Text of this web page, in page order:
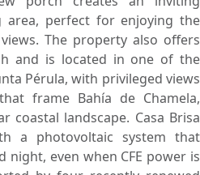
perfect for enjoying the
The property also offers
and is located in one of the
Pérula, with privileged views
frame Bahía de Chamela,
coastal landscape. Casa Brisa
a photovoltaic system that
night, even when CFE power is